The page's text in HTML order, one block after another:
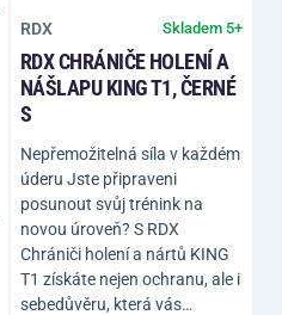
RDX Skladem 5+
RDX CHRÁNIČE HOLENÍ A
NÁŠLAPU KING T1, ČERNÉ
S
Nepřemožitelná síla v každém
úderu Jste připraveni
posunout svůj trénink na
novou úroveň? S RDX
Chrániči holení a nártů KING
T1 získáte nejen ochranu, ale i
sebedůvěru, která vás…